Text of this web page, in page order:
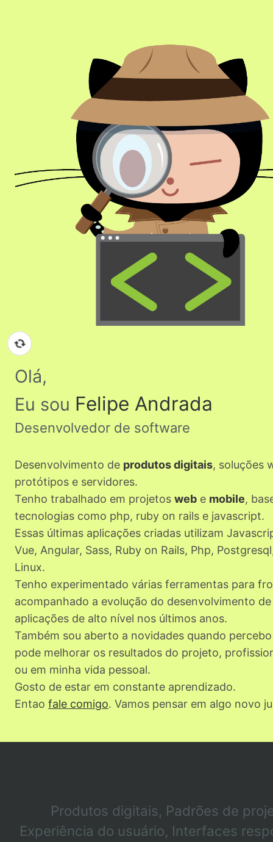
Olá,
Eu sou Felipe Andrada
Desenvolvedor de software
Desenvolvimento de produtos digitais, soluções
protótipos e servidores.
Tenho trabalhado em projetos web e mobile,
tecnologias como php, ruby on rails e javascript.
Essas últimas aplicações criadas utilizam
Vue, Angular, Sass, Ruby on Rails, Php,
Linux.
Tenho experimentado várias ferramentas para
acompanhado a evolução do desenvolvimento de
aplicações de alto nível nos últimos anos.
Também sou aberto a novidades quando
pode melhorar os resultados do projeto,
ou em minha vida pessoal.
Gosto de estar em constante aprendizado.
Entao fale comigo. Vamos pensar em algo novo
Produtos digitais, Padrões de
Experiência do usuário, Interfaces